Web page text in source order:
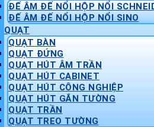
ĐẾ ÂM ĐẾ NỔI HỘP NỔI
ĐẾ ÂM ĐẾ NỔI HỘP NỔI SINO
QUẠT
QUẠT BÀN
QUẠT ĐỨNG
QUẠT HÚT ÂM TRẦN
QUẠT HÚT CABINET
QUẠT HÚT CÔNG NGHIỆP
QUẠT HÚT GẮN TƯỜNG
QUẠT TRẦN
QUẠT TREO TƯỜNG